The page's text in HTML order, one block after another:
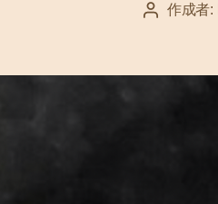
投 作成者: